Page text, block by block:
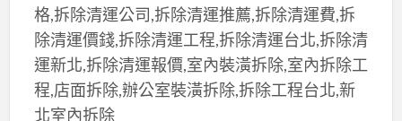
格,拆除清運公司,拆除清運推薦,拆除清運費,拆
除清運價錢,拆除清運工程,拆除清運台北,拆除清
運新北,拆除清運報價,室內裝潢拆除,室內拆除工
程,店面拆除,辦公室裝潢拆除,拆除工程台北,新
北室內拆除